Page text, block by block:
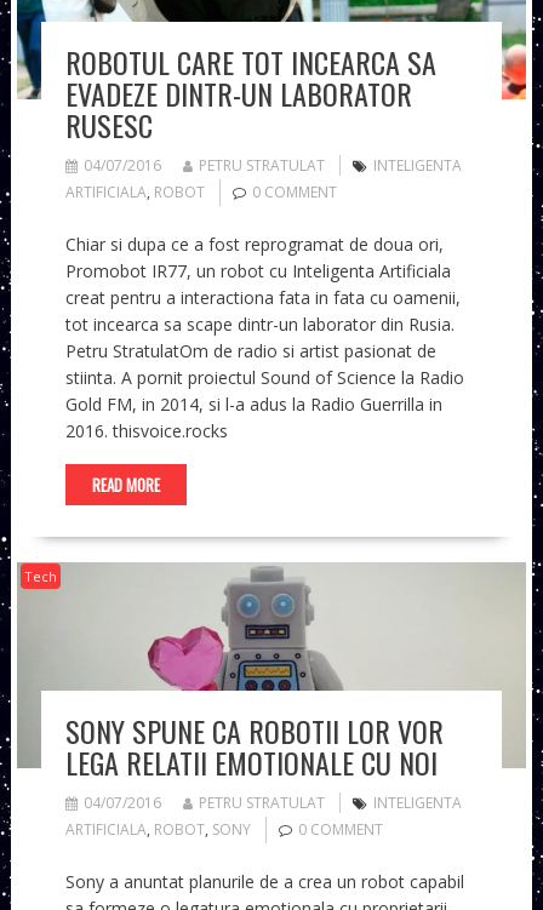
ROBOTUL CARE TOT INCEARCA SA
EVADEZE DINTR-UN LABORATOR
RUSESC
04/07/2016 PETRU STRATULAT
INTELIGENTA
ARTIFICIALA, ROBOT 0 COMMENT
Chiar si dupa ce a fost reprogramat de doua ori,
Promobot IR77, un robot cu Inteligenta Artificiala
creat pentru a interactiona fata in fata cu oamenii,
tot incearca sa scape dintr-un laborator din Rusia.
Petru StratulatOm de radio si artist pasionat de
stiinta. A pornit proiectul Sound of Science la Radio
Gold FM, in 2014, si l-a adus la Radio Guerrilla in
2016. thisvoice.rocks
READ MORE
Tech
SONY SPUNE CA ROBOTII LOR VOR
LEGA RELATII EMOTIONALE CU NOI
04/07/2016 PETRU STRATULAT
INTELIGENTA
ARTIFICIALA, ROBOT, SONY 0 COMMENT
Sony a anuntat planurile de a crea un robot capabil